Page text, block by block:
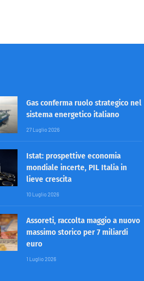
Gas conferma ruolo strategico nel
sistema energetico italiano
27 Luglio 2026
Istat: prospettive economia
mondiale incerte, PIL Italia in
lieve crescita
10 Luglio 2026
Assoreti, raccolta maggio a nuovo
massimo storico per 7 miliardi
euro
1 Luglio 2026